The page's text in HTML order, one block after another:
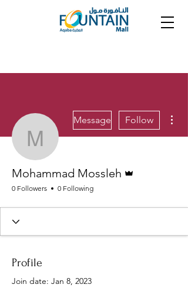
Mohammad
Message Follow
Mohammad Mossleh
0 Followers 0 Following
Profile
Join date: Jan 8, 2023